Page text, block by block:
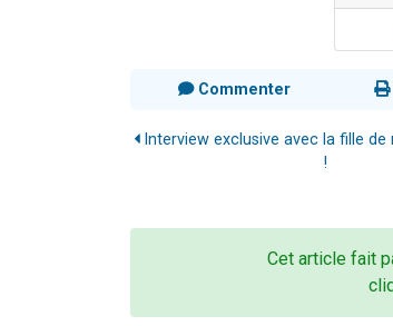
Commenter
Interview exclusive avec la fille de
!
Cet article fait